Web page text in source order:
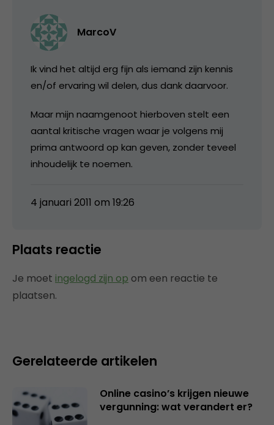
MarcoV
Ik vind het altijd erg fijn als iemand zijn kennis
en/of ervaring wil delen, dus dank daarvoor.
Maar mijn naamgenoot hierboven stelt een
aantal kritische vragen waar je volgens mij
prima antwoord op kan geven, zonder teveel
inhoudelijk te noemen.
4 januari 2011 om 19:26
Plaats reactie
Je moet ingelogd zijn op om een reactie te
plaatsen.
Gerelateerde artikelen
Online casino’s krijgen nieuwe
vergunning: wat verandert er?